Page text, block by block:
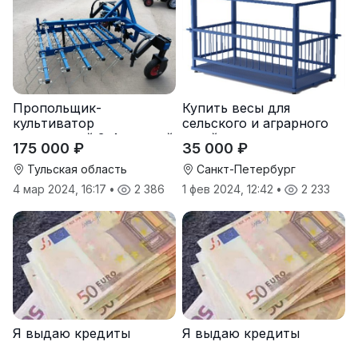
Пропольщик-
культиватор
штригерный 3-4-рядный
«ТУЛКА-3/4»
175 000 ₽
Тульская область
4 мар 2024, 16:17 • 2 386
Купить весы для
сельского и аграрного
хозяйства от
производителя
35 000 ₽
Санкт-Петербург
1 фев 2024, 12:42 • 2 233
Я выдаю кредиты Я выдаю кредиты